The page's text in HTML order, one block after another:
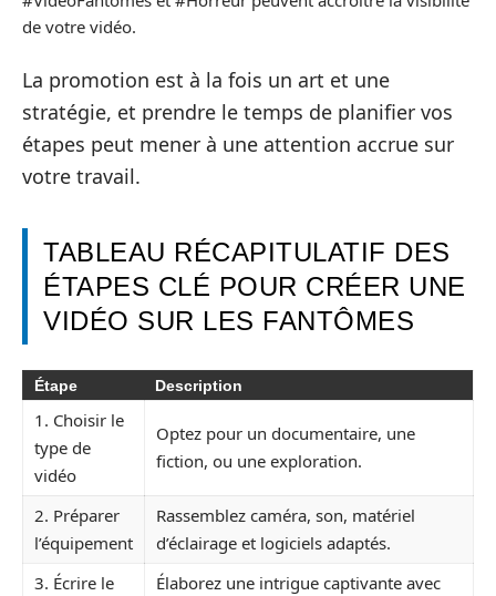
de votre vidéo.
La promotion est à la fois un art et une
stratégie, et prendre le temps de planifier vos
étapes peut mener à une attention accrue sur
votre travail.
TABLEAU RÉCAPITULATIF DES
ÉTAPES CLÉ POUR CRÉER UNE
VIDÉO SUR LES FANTÔMES
Étape Description
1. Choisir le
type de
vidéo
Optez pour un documentaire, une
fiction, ou une exploration.
2. Préparer
l’équipement
Rassemblez caméra, son, matériel
d’éclairage et logiciels adaptés.
3. Écrire le
Élaborez une intrigue captivante avec